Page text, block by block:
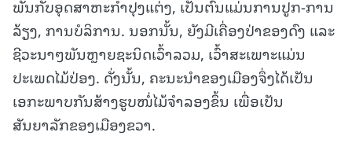
ພັນກັບອຸດສາຫະກຳປຸງແຕ່ງ, ເປັນຕົ້ນແມ່ນການປູກ-ການ
ລ້ຽງ, ການບໍລິການ. ນອກນັ້ນ, ຍັງມີເຄື່ອງປ່າຂອງດົງ ແລະ
ຊີວະນາໆພັນຫຼາຍຊະນິດເວົ້າລວມ, ເວົ້າສະເພາະແມ່ນ
ປະເພດໄມ້ປ່ອງ. ດັ່ງນັ້ນ, ຄະນະນໍາຂອງເມືອງຈຶ່ງໄດ້ເປັນ
ເອກະພາບກັນສ້າງຮູບໜໍ່ໄມ້ຈໍາລອງຂຶ້ນ ເພື່ອເປັນ
ສັນຍາລັກຂອງເມືອງຂວາ.